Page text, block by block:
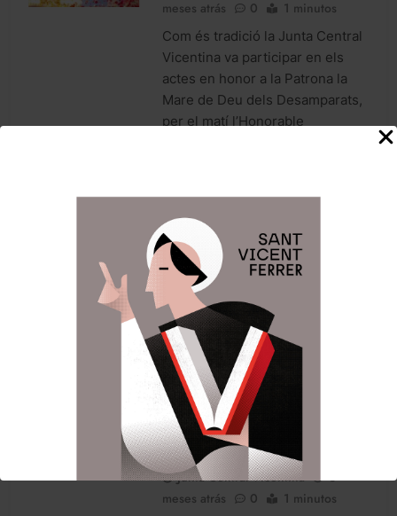
meses atrás 0 1 minutos
Com és tradició la Junta Central
Vicentina va participar en els
actes en honor a la Patrona la
Mare de Deu dels Desamparats,
per el matí l’Honorable
plaça de la Verge, acte en el que
un any més els protagonistes
varen…
LLegir noticia
Vicenta Evangelina
Escudero en l’Ofrena a la
Mare de Deu dels
Desamparats del
Cottolengo
Junta Central Vicentina
3
meses atrás
0 1 minutos